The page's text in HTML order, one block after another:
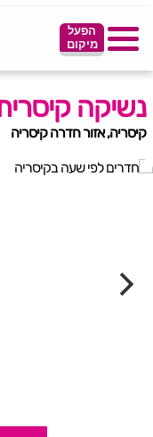
הפעל
מיקום
נשיקה
קיסריה, אזור חדרה קיסריה